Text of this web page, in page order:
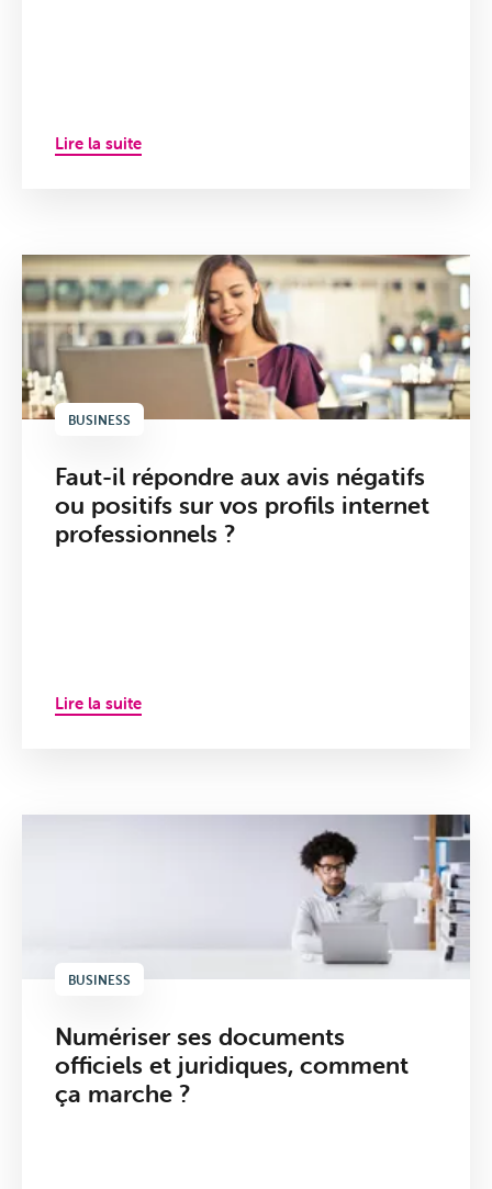
Lire la suite
BUSINESS
Faut-il répondre aux avis négatifs
ou positifs sur vos profils internet
professionnels ?
Lire la suite
BUSINESS
Numériser ses documents
officiels et juridiques, comment
ça marche ?